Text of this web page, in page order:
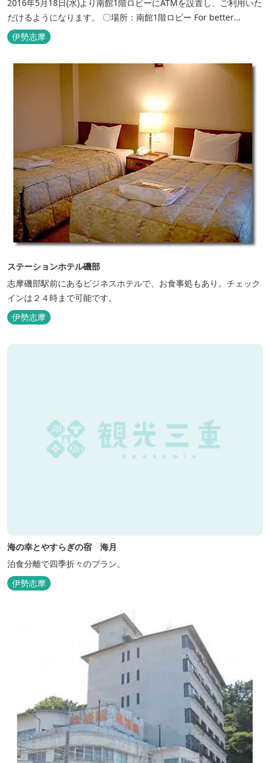
2016年5月18日(水)より南館1階ロビーにATMを設置し、ご利用いた
だけるようになります。 〇場所：南館1階ロビー For better
convenience, ATM Machine which includes cash dispenser will
be available at Todaya Hotel’s 1...
伊勢志摩
ステーションホテル磯部
志摩磯部駅前にあるビジネスホテルで、お食事処もあり。チェック
インは２４時まで可能です。
伊勢志摩
海の幸とやすらぎの宿 海月
泊食分離で四季折々のプラン。
伊勢志摩